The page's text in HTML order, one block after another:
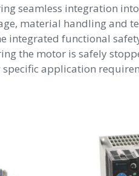
seamless integration
material handling and
functional
the motor is safely
application